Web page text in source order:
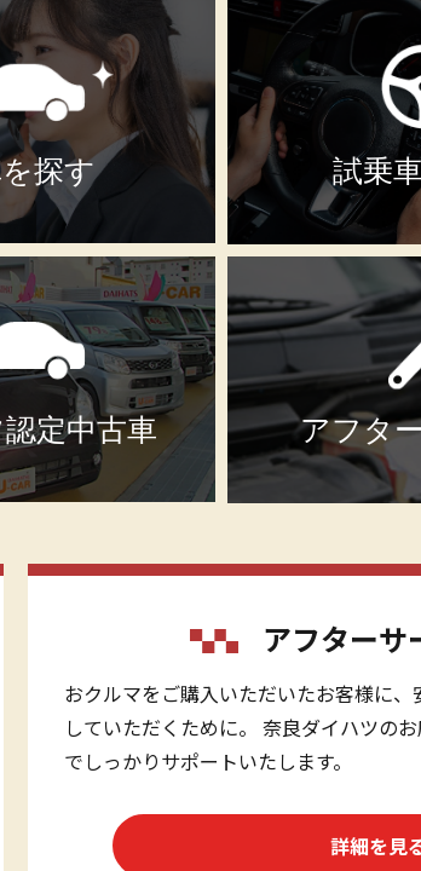
探す 試乗
定中古車 アフタ
アフターサ
おクルマをご購入いただいたお客様に
していただくために。 奈良ダイハツの
でしっかりサポートいたします。
詳細を見